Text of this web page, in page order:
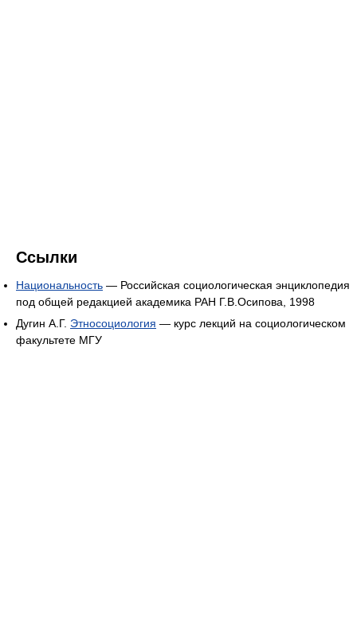
Ссылки
Национальность — Российская социологическая энциклопедия
под общей редакцией академика РАН Г.В.Осипова, 1998
Дугин А.Г. Этносоциология — курс лекций на социологическом
факультете МГУ